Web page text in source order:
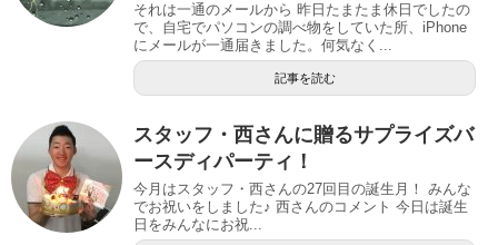
それは一通のメールから 昨日たまたま休日でしたの
で、自宅でパソコンの調べ物をしていた所、iPhone
にメールが一通届きました。何気なく...
記事を読む
スタッフ・西さんに贈るサプライズバ
ースディパーティ！
今月はスタッフ・西さんの27回目の誕生月！ みんな
でお祝いをしました♪ 西さんのコメント 今日は誕生
日をみんなにお祝...